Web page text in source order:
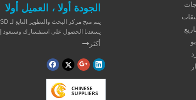
الجودة أولا ، العميل أولا
يسعدنا الحصول على استفسارك
أكثر 